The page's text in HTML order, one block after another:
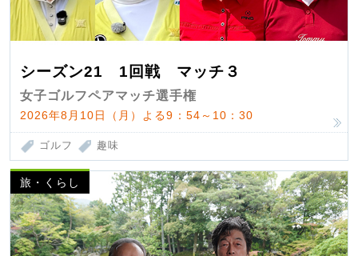
シーズン21 1回戦 マッチ３
女子ゴルフペアマッチ選手権
2026年8月10日（月）よる9：54～10：30
ゴルフ 趣味
旅・くらし